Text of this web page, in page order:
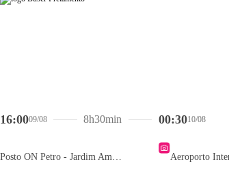
16:0009/08
Posto ON Petro - Jardim Ambiental
00:3010/08
Aeroporto
8h30min